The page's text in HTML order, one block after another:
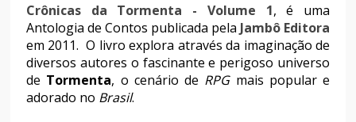
Crônicas da Tormenta - Volume 1, é uma
Antologia de Contos publicada pela Jambô Editora
em 2011. O livro explora através da imaginação de
diversos autores o fascinante e perigoso universo
de Tormenta, o cenário de RPG mais popular e
adorado no Brasil.